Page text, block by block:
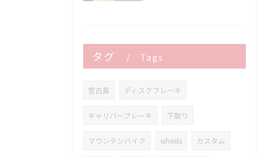
タグ Tags
宮古島 ディスクブレーキ
キャリパーブレーキ 下取り
マウンテンバイク wheels カスタム